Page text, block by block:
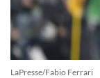
LaPresse/Fabio Ferrari